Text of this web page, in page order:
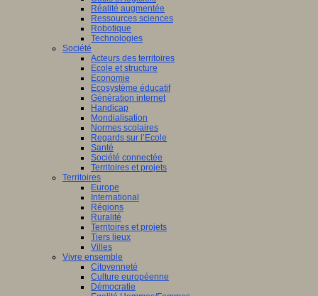
Réalité augmentée
Ressources sciences
Robotique
Technologies
Société
Acteurs des territoires
Ecole et structure
Economie
Ecosystème éducatif
Génération internet
Handicap
Mondialisation
Normes scolaires
Regards sur l’Ecole
Santé
Société connectée
Territoires et projets
Territoires
Europe
International
Régions
Ruralité
Territoires et projets
Tiers lieux
Villes
Vivre ensemble
Citoyenneté
Culture européenne
Démocratie